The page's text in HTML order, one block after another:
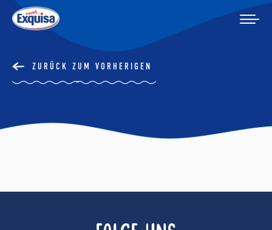
ZURÜCK ZUM VORHERIGEN